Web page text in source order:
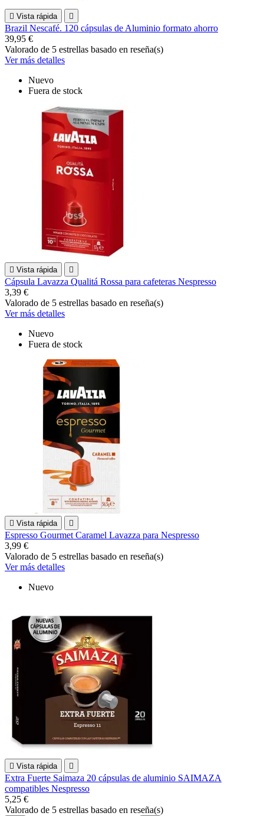
 Vista rápida 
Brazil Nescafé. 120 cápsulas de Aluminio formato ahorro
39,95 €
Valorado de 5 estrellas basado en reseña(s)
Ver más detalles
Nuevo
Fuera de stock
 Vista rápida 
Cápsula Lavazza Qualitá Rossa para cafeteras Nespresso
3,39 €
Valorado de 5 estrellas basado en reseña(s)
Ver más detalles
Nuevo
Fuera de stock
 Vista rápida 
Espresso Gourmet Caramel Lavazza para Nespresso
3,99 €
Valorado de 5 estrellas basado en reseña(s)
Ver más detalles
Nuevo
 Vista rápida 
Extra Fuerte Saimaza 20 cápsulas de aluminio SAIMAZA
compatibles Nespresso
5,25 €
Valorado de 5 estrellas basado en reseña(s)